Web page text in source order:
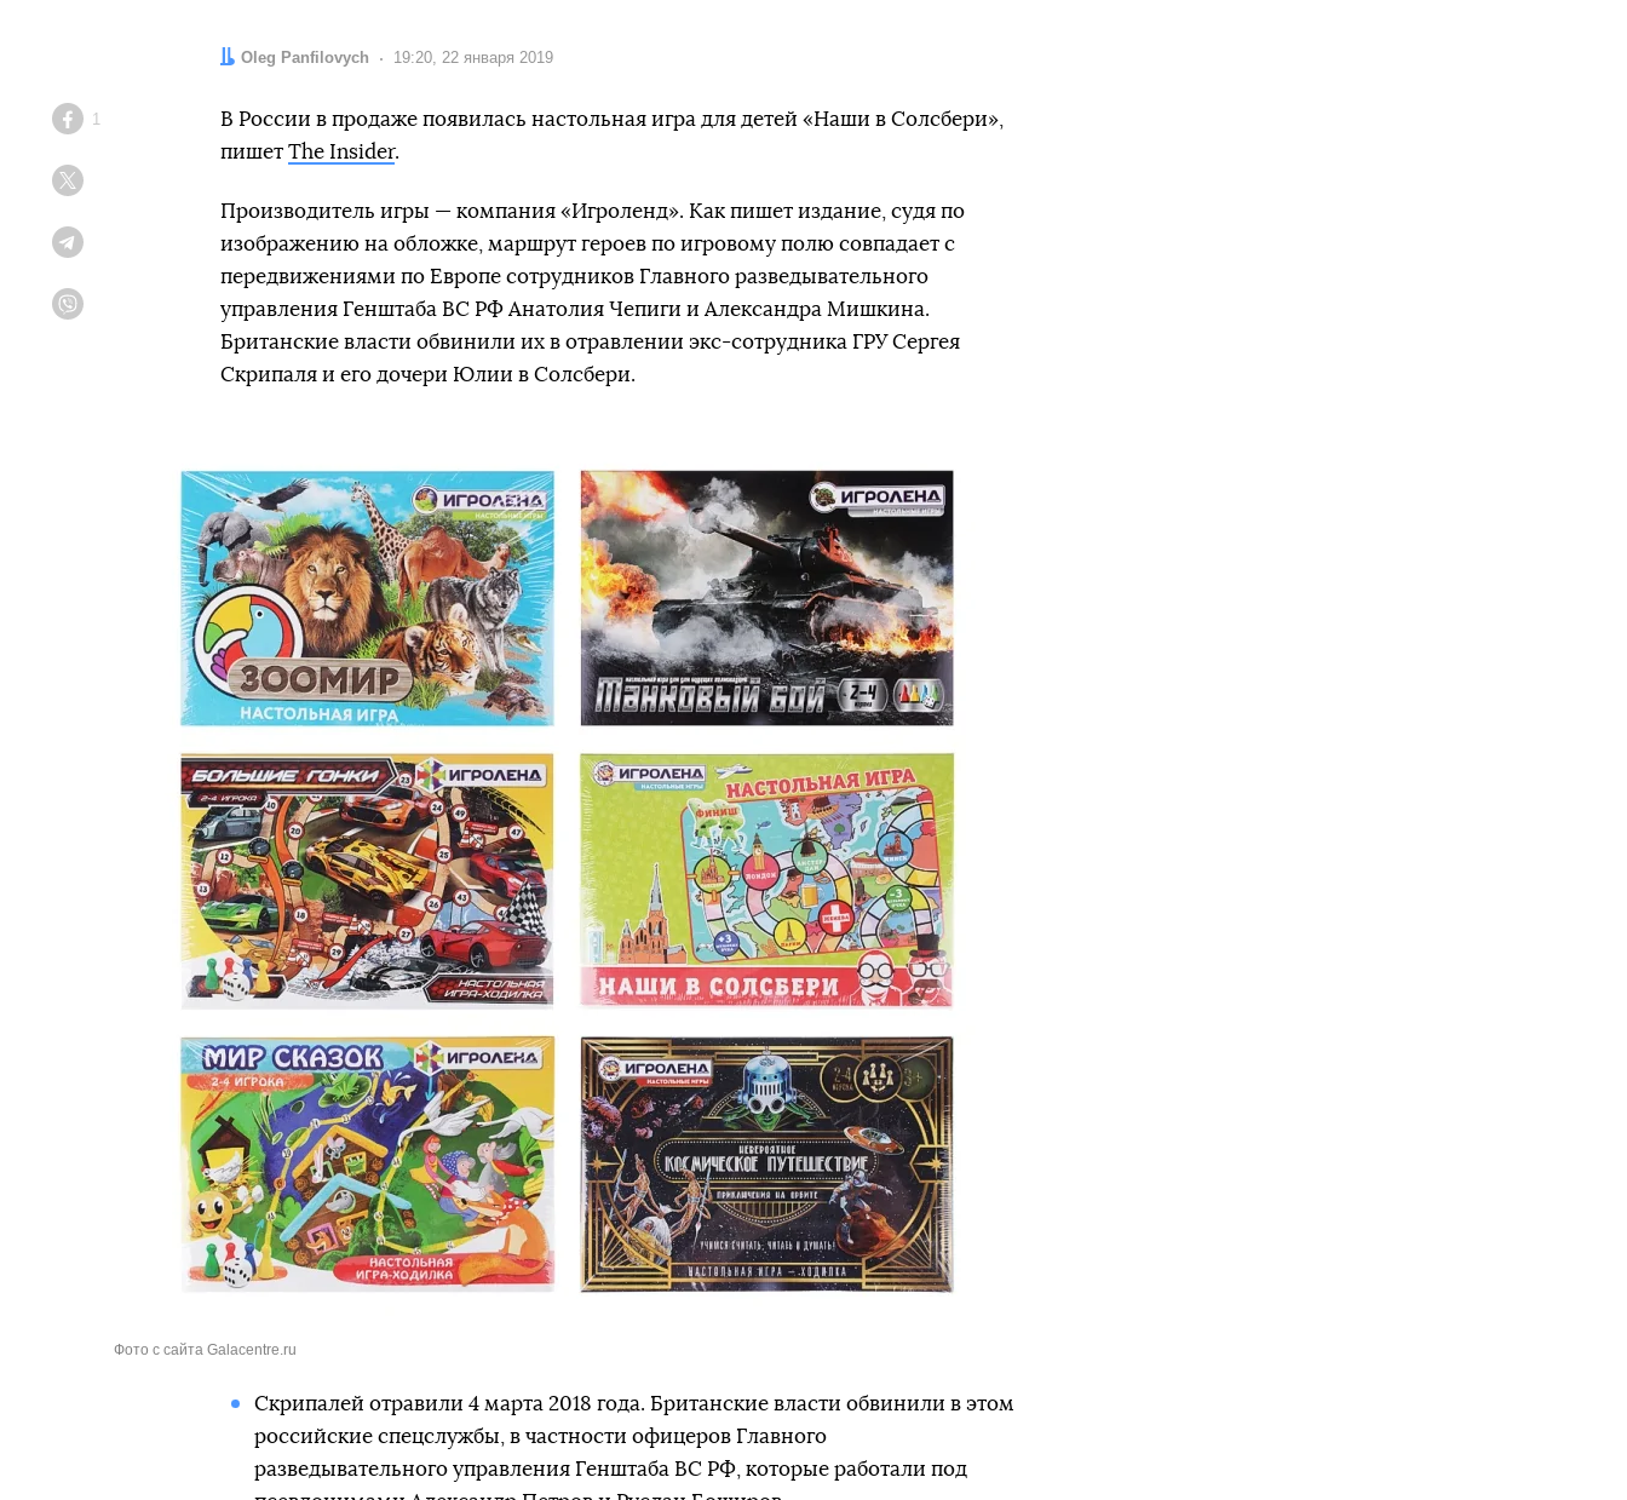
Автор:
Oleg Panfilovych Дата:
19:20, 22 января 2019
Facebook
1
В России в продаже появилась настольная игра для детей «Наши в Солсбери»,
пишет The Insider.
Производитель игры — компания «Игроленд». Как пишет издание, судя по
изображению на обложке, маршрут героев по игровому полю совпадает с
передвижениями по Европе сотрудников Главного разведывательного
управления Генштаба ВС РФ Анатолия Чепиги и Александра Мишкина.
Британские власти обвинили их в отравлении экс-сотрудника ГРУ Сергея
Скрипаля и его дочери Юлии в Солсбери.
Фото с сайта Galacentre.ru
Скрипалей отравили 4 марта 2018 года. Британские власти обвинили в этом
российские спецслужбы, в частности офицеров Главного
разведывательного управления Генштаба ВС РФ, которые работали под